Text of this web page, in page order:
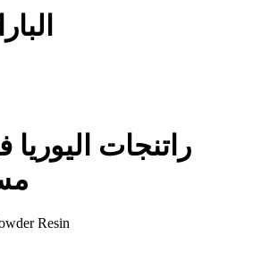
راتنجات اليوريا